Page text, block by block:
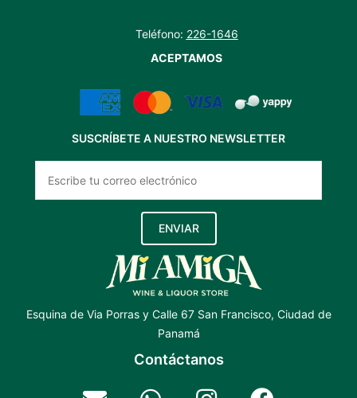
Teléfono: 226-1646
ACEPTAMOS
SUSCRÍBETE A NUESTRO NEWSLETTER
ENVIAR
Esquina de Via Porras y Calle 67 San Francisco, Ciudad de
Panamá
Contáctanos